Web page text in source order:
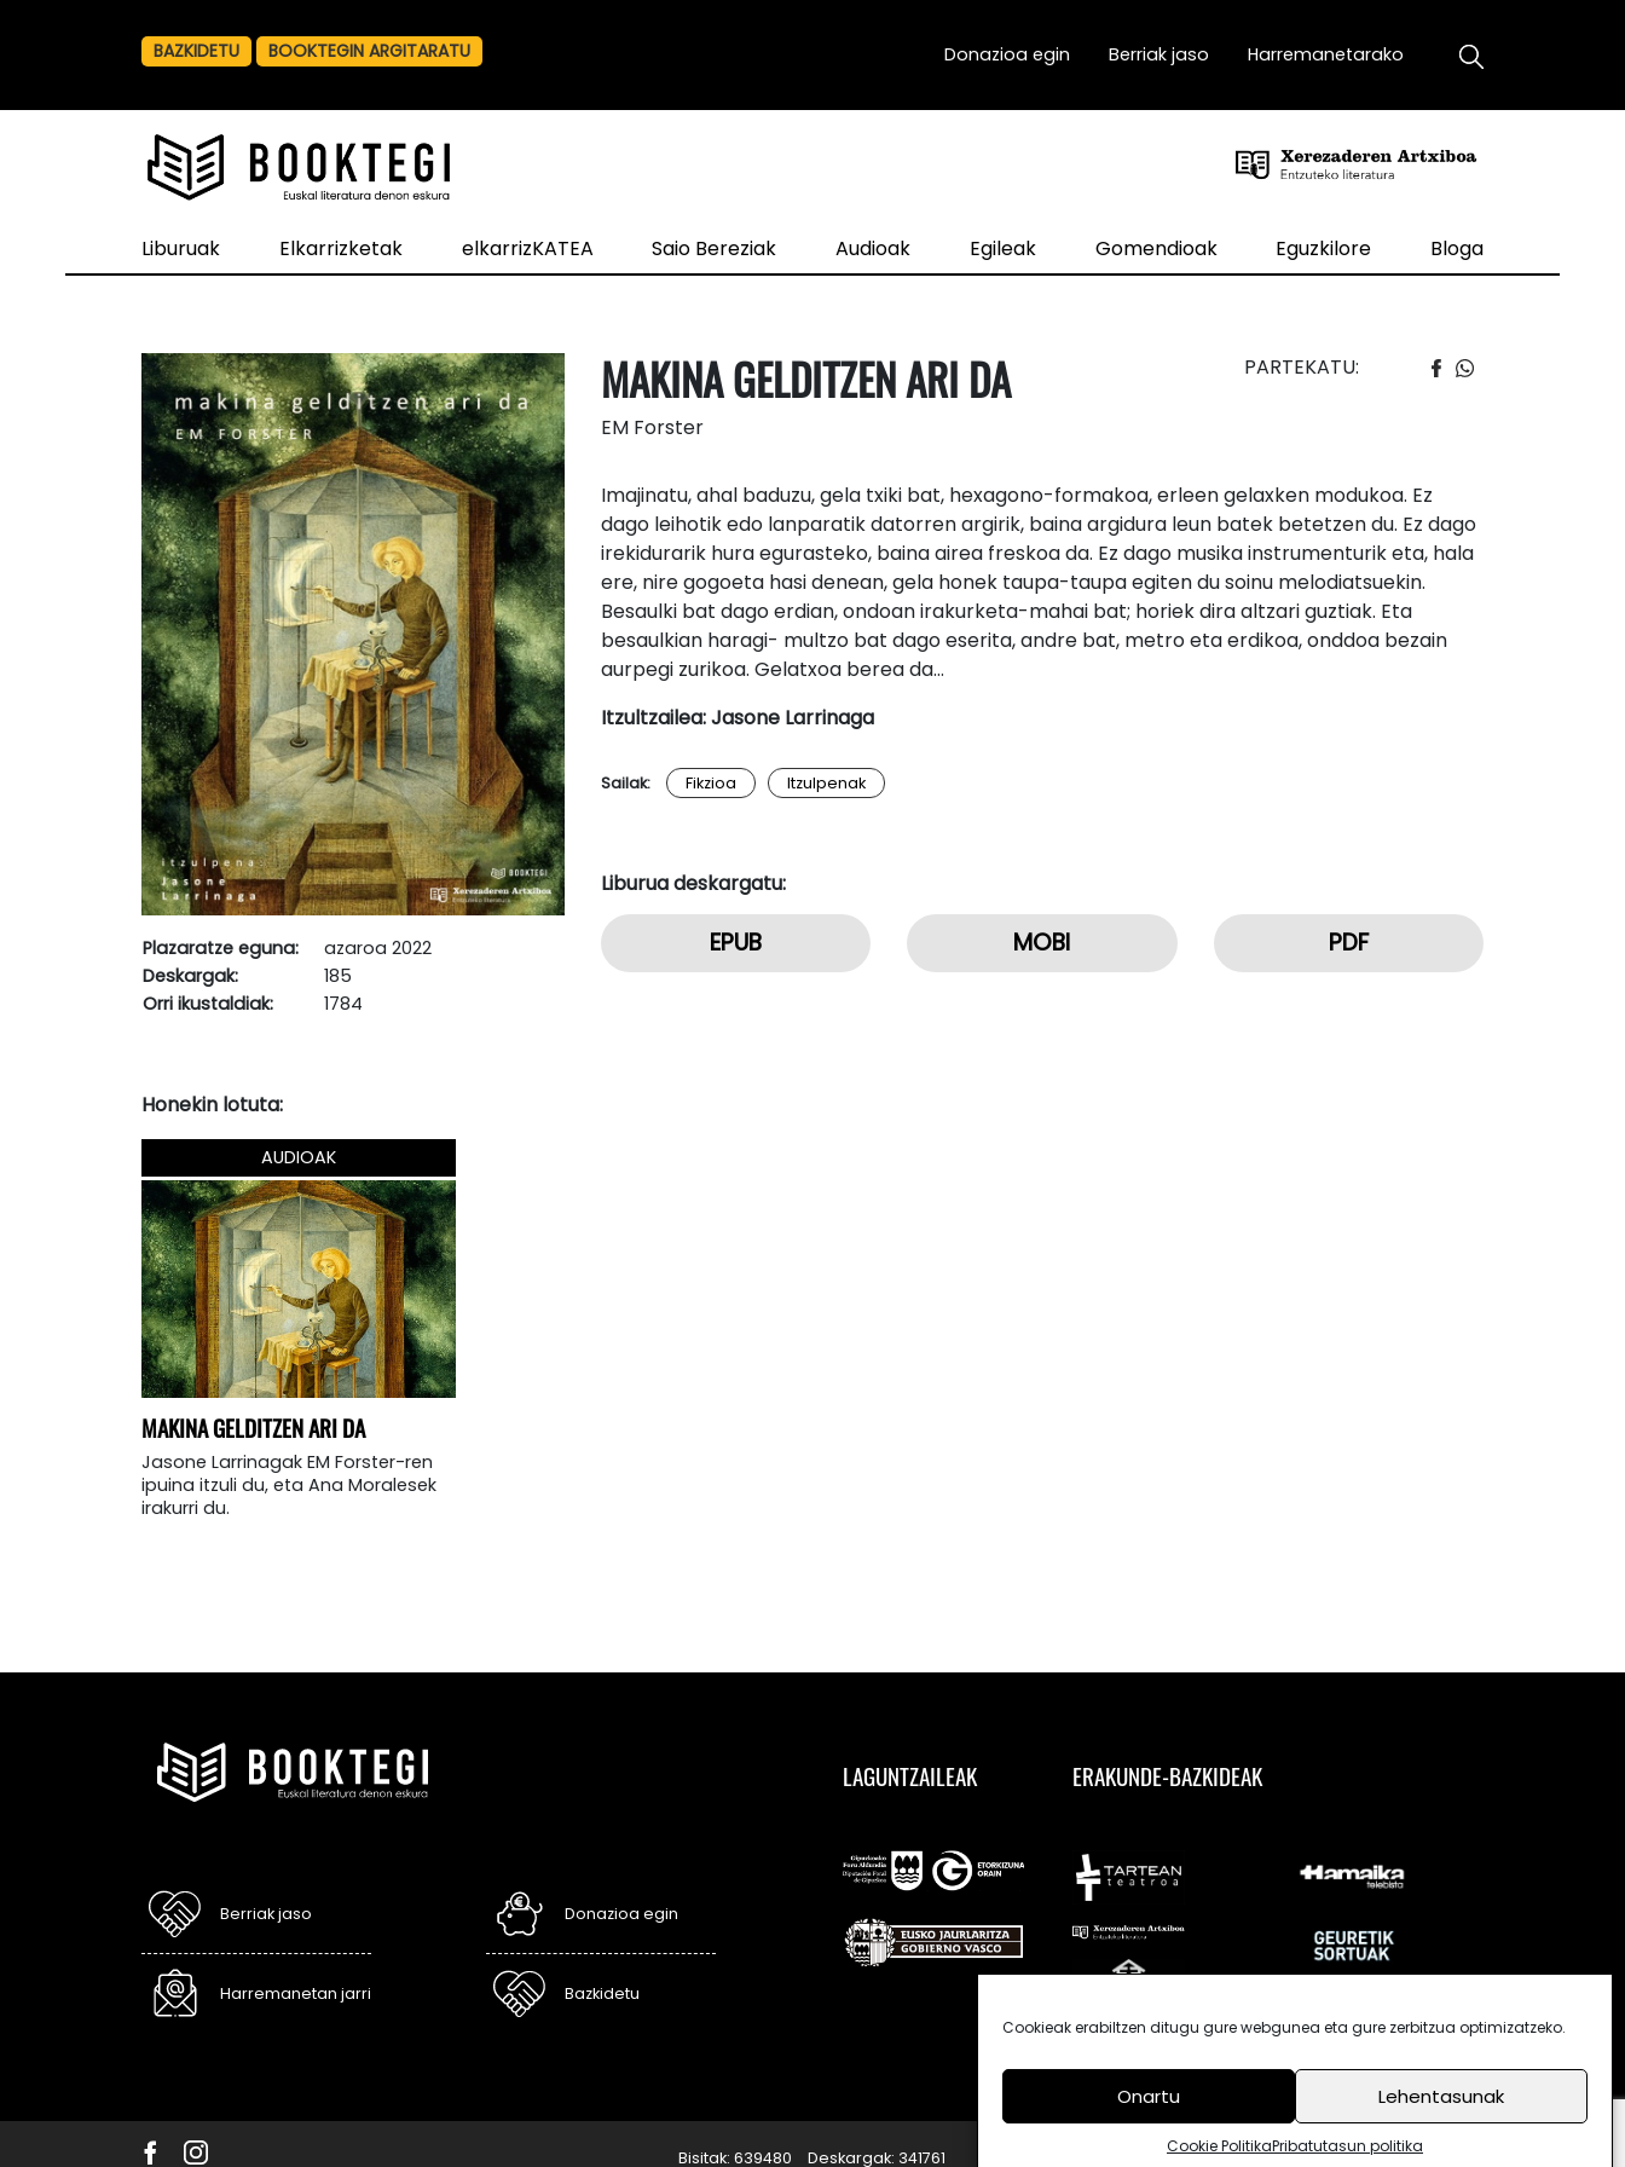
Cookieak erabiltzen ditugu gure webgunea eta gure zerbitzua optimizatzeko.
Onartu Lehentasunak
Cookie PolitikaPribatutasun politika
BAZKIDETU BOOKTEGIN ARGITARATU Donazioa egin Berriak jaso Harremanetarako
Liburuak Elkarrizketak elkarrizKATEA Saio Bereziak Audioak Egileak Gomendioak Eguzkilore Bloga
Plazaratze eguna:
azaroa 2022
Deskargak:
185
Orri ikustaldiak:
1784
PARTEKATU:
MAKINA GELDITZEN ARI DA
EM Forster
Imajinatu, ahal baduzu, gela txiki bat, hexagono-formakoa, erleen gelaxken modukoa. Ez
dago leihotik edo lanparatik datorren argirik, baina argidura leun batek betetzen du. Ez dago
irekidurarik hura egurasteko, baina airea freskoa da. Ez dago musika instrumenturik eta, hala
ere, nire gogoeta hasi denean, gela honek taupa-taupa egiten du soinu melodiatsuekin.
Besaulki bat dago erdian, ondoan irakurketa-mahai bat; horiek dira altzari guztiak. Eta
besaulkian haragi- multzo bat dago eserita, andre bat, metro eta erdikoa, onddoa bezain
aurpegi zurikoa. Gelatxoa berea da…
Itzultzailea: Jasone Larrinaga
Sailak: Fikzioa Itzulpenak
Liburua deskargatu:
EPUB MOBI PDF
Honekin lotuta:
AUDIOAK
MAKINA GELDITZEN ARI DA
Jasone Larrinagak EM Forster-ren
ipuina itzuli du, eta Ana Moralesek
irakurri du.
Berriak jaso
Harremanetan jarri
Donazioa egin
Bazkidetu
LAGUNTZAILEAK ERAKUNDE-BAZKIDEAK
Bisitak: 639480 Deskargak: 341761 Cookie Politika Lege oharra Pribatutasun politika